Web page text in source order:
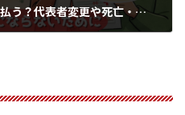
共有名義の固定資産税は誰が払う？代表者変更や死亡・相続リスクを横浜のプロが解説